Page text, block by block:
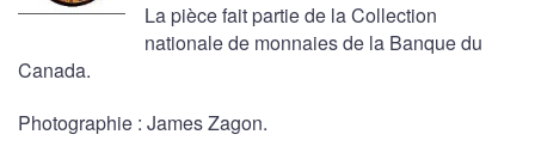
La pièce fait partie de la Collection
nationale de monnaies de la Banque du
Canada.
Photographie : James Zagon.